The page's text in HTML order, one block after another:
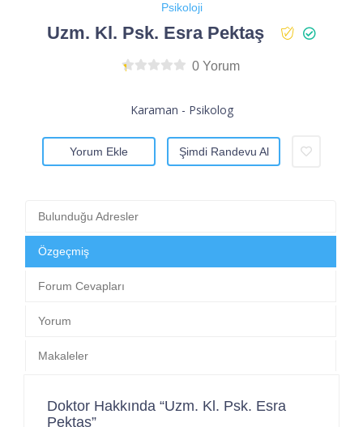
Psikoloji
Uzm. Kl. Psk. Esra Pektaş
0 Yorum
Karaman - Psikolog
Yorum Ekle Şimdi Randevu Al
Bulunduğu Adresler
Özgeçmiş
Forum Cevapları
Yorum
Makaleler
Doktor Hakkında “Uzm. Kl. Psk. Esra
Pektaş”